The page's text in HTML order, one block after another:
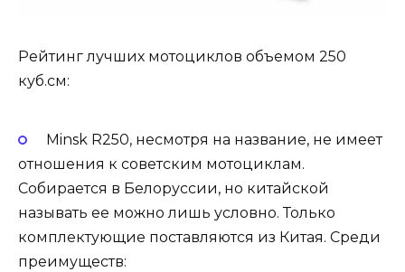
Рейтинг лучших мотоциклов объемом 250
куб.см:
Minsk R250, несмотря на название, не имеет
отношения к советским мотоциклам.
Собирается в Белоруссии, но китайской
называть ее можно лишь условно. Только
комплектующие поставляются из Китая. Среди
преимуществ: